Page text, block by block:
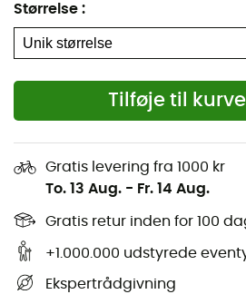
Størrelse :
Tilføje til
Gratis levering fra 1000 kr
To. 13 Aug. - Fr. 14 Aug.
Gratis retur inden for 100
+1.000.000 udstyrede
Ekspertrådgivning
Powerstretch Halsedisse fra
tilpasset de mest ekstreme
halsedissesikre dig intens varme
tilpasse sig perfekt til de mest